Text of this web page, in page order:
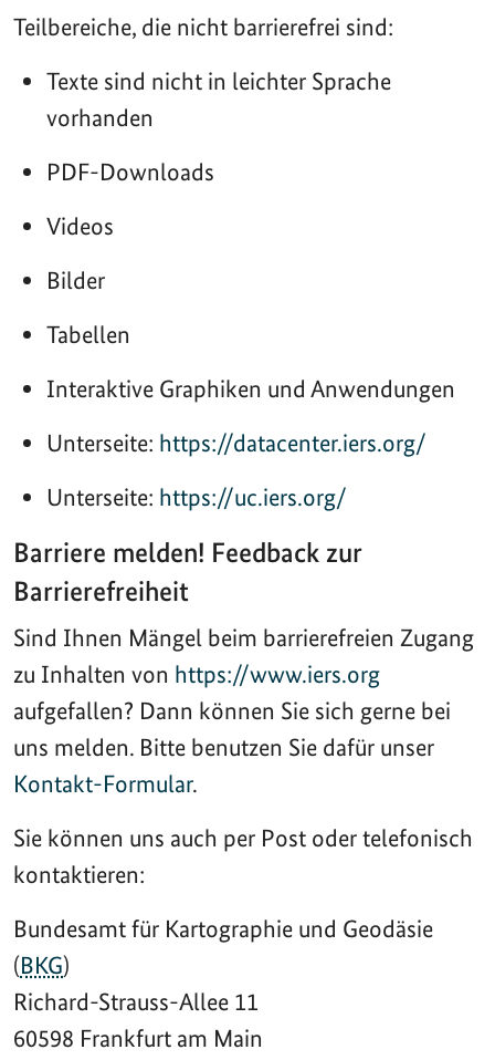
Teilbereiche, die nicht barrierefrei sind:
Texte sind nicht in leichter Sprache
vorhanden
PDF-Downloads
Videos
Bilder
Tabellen
Interaktive Graphiken und Anwendungen
Unterseite: https://datacenter.iers.org/
Unterseite: https://uc.iers.org/
Barriere melden! Feedback zur
Barrierefreiheit
Sind Ihnen Mängel beim barrierefreien Zugang
zu Inhalten von https://www.iers.org
aufgefallen? Dann können Sie sich gerne bei
uns melden. Bitte benutzen Sie dafür unser
Kontakt-Formular.
Sie können uns auch per Post oder telefonisch
kontaktieren:
Bundesamt für Kartographie und Geodäsie
(BKG)
Richard-Strauss-Allee 11
60598 Frankfurt am Main